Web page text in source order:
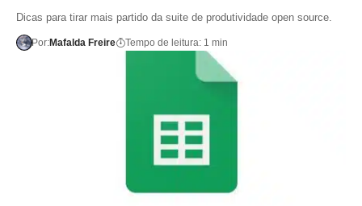
Dicas para tirar mais partido da suite de produtividade open source.
Por:Mafalda Freire Tempo de leitura: 1 min